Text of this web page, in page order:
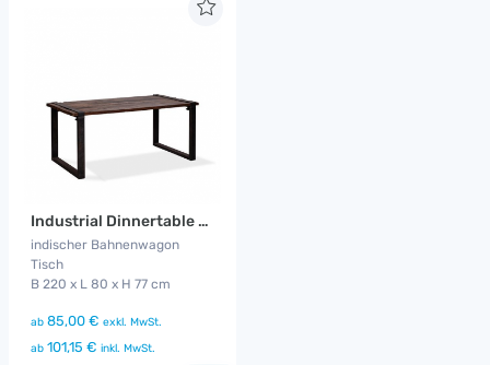
Industrial Dinnertable 2,20 m
indischer Bahnenwagon
Tisch
B 220 x L 80 x H 77 cm
ab 85,00 € exkl. MwSt.
ab 101,15 € inkl. MwSt.